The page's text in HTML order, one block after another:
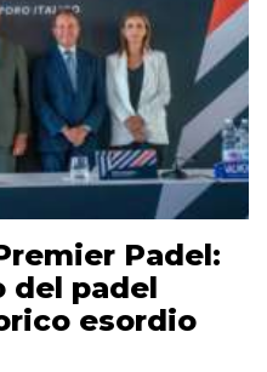
Padel:
del padel
esordio